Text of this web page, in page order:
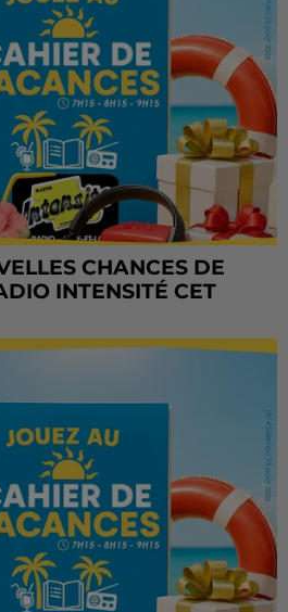
CHANCES DE
INTENSITÉ CET